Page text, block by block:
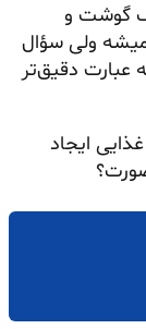
گوشت و
میشه ولی سؤال
عبارت دقیق‌تر
ایجاد